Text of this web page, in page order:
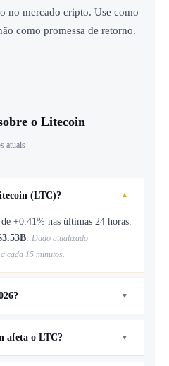
no mercado cripto. Use como
como promessa de retorno.
o Litecoin
atuais
(LTC)? ▼
de +0.41% nas últimas 24 horas.
Dado atualizado
cada 15 minutos.
▼
central em$1.80
atual. Esses números
afeta o LTC? ▼